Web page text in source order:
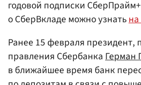
годовой подписки
о СберВкладе можно узнатьна
Ранее 15 февраля президент,
правления СбербанкаГерман
в ближайшее время банк